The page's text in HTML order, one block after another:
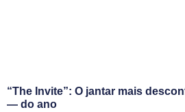
“The Invite”: O jantar mais
— do ano